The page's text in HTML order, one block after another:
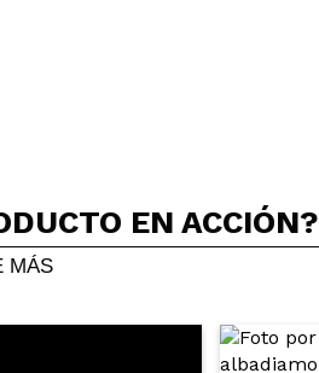
5/5
EN ACCIÓN?
MÁS